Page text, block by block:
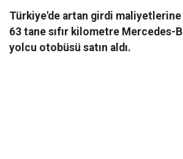
Türkiye'de artan girdi
63 tane sıfır kilometre Mercedes-
yolcu otobüsü satın aldı.